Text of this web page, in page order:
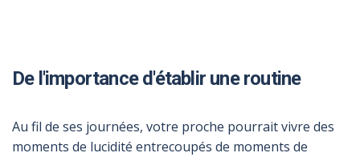
De l'importance d'établir une routine
Au fil de ses journées, votre proche pourrait vivre des
moments de lucidité entrecoupés de moments de